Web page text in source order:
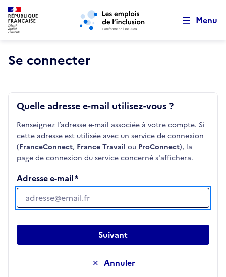
Aller au menu principal Aller au contenu principal
Menu
Se connecter
Quelle adresse e-mail utilisez-vous ?
Renseignez l’adresse e-mail associée à votre compte. Si
cette adresse est utilisée avec un service de connexion
(FranceConnect, France Travail ou ProConnect), la
page de connexion du service concerné s'affichera.
Adresse e-mail
Adresse e-mail
Annuler
Suivant
Retour au début de la page
Panneau de gestion des cookies